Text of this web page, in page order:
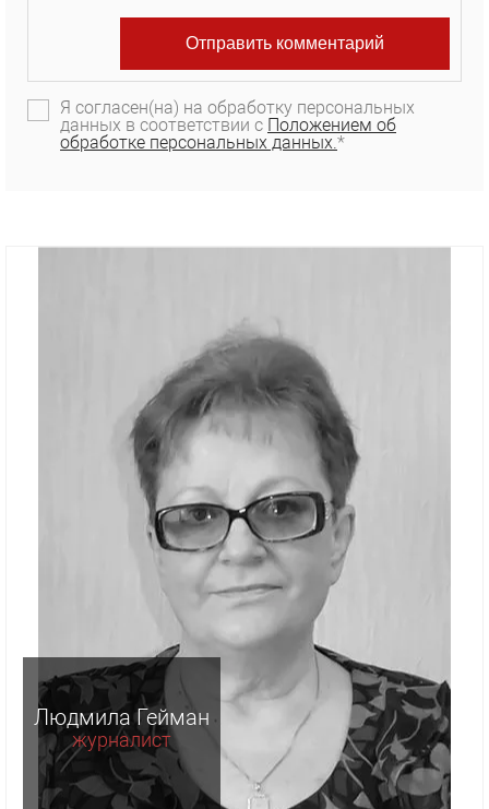
Я согласен(на) на обработку персональных
данных в соответствии с Положением об
обработке персональных данных.*
Людмила Гейман
журналист